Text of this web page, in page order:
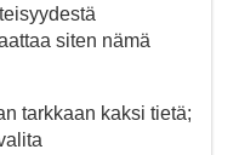
siten nämä
tarkkaan kaksi tietä;